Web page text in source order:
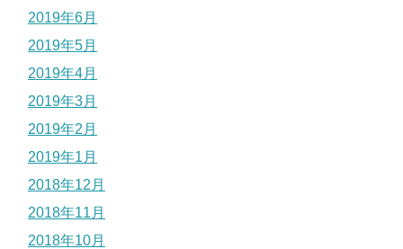
2019年6月
2019年5月
2019年4月
2019年3月
2019年2月
2019年1月
2018年12月
2018年11月
2018年10月